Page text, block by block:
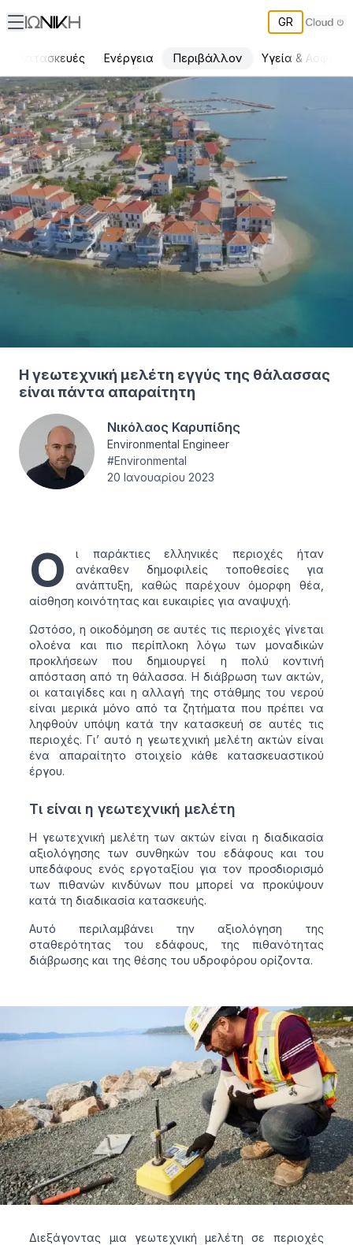
GR
Κατασκευές Ενέργεια Περιβάλλον
Υγεία &
Η γεωτεχνική μελέτη εγγύς της θάλασσας είναι πάντα
Η γεωτεχνική μελέτη εγγύς της θάλασσας
είναι πάντα απαραίτητη
Νικόλαος Καρυπίδης
Environmental Engineer
#Environmental
20 Ιανουαρίου 2023
Ο
ι παράκτιες ελληνικές περιοχές ήταν
ανέκαθεν δημοφιλείς τοποθεσίες για
ανάπτυξη, καθώς παρέχουν όμορφη θέα,
αίσθηση κοινότητας και ευκαιρίες για αναψυχή.
Ωστόσο, η οικοδόμηση σε αυτές τις περιοχές γίνεται
ολοένα και πιο περίπλοκη λόγω των μοναδικών
προκλήσεων που δημιουργεί η πολύ κοντινή
απόσταση από τη θάλασσα. Η διάβρωση των ακτών,
οι καταιγίδες και η αλλαγή της στάθμης του νερού
είναι μερικά μόνο από τα ζητήματα που πρέπει να
ληφθούν υπόψη κατά την κατασκευή σε αυτές τις
περιοχές. Γι’ αυτό η γεωτεχνική μελέτη ακτών είναι
ένα απαραίτητο στοιχείο κάθε κατασκευαστικού
έργου.
Τι είναι η γεωτεχνική μελέτη
Η γεωτεχνική μελέτη των ακτών είναι η διαδικασία
αξιολόγησης των συνθηκών του εδάφους και του
υπεδάφους ενός εργοταξίου για τον προσδιορισμό
των πιθανών κινδύνων που μπορεί να προκύψουν
κατά τη διαδικασία κατασκευής.
Αυτό περιλαμβάνει την αξιολόγηση της
σταθερότητας του εδάφους, της πιθανότητας
διάβρωσης και της θέσης του υδροφόρου ορίζοντα.
Διεξάγοντας μια γεωτεχνική μελέτη σε περιοχές